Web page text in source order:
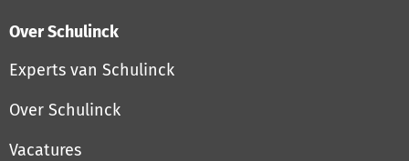
Over Schulinck
Experts van Schulinck
Over Schulinck
Vacatures